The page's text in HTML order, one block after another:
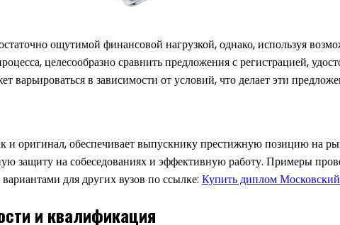
ощутимой финансовой нагрузкой, однако, используя
целесообразно сравнить предложения с регистрацией,
варьироваться в зависимости от условий, что делает эти
и оригинал, обеспечивает выпускнику престижную позицию на
защиту на собеседованиях и эффективную работу. Примеры
для других вузов по ссылке: Купить диплом
и квалификация